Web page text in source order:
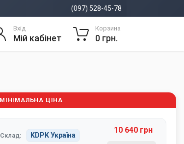
(097) 528-45-78
Вхід
Мій кабінет
Корзина
0 грн.
МІНІМАЛЬНА ЦІНА
Склад: KDPK Україна
10 640 грн